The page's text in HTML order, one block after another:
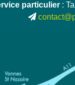
particulier :